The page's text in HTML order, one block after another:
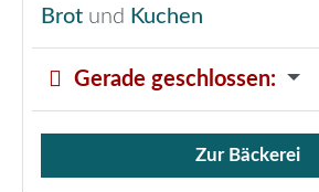
Brot und Kuchen
Gerade geschlossen:
Verkauf von Brötchen,
Zur Bäckerei